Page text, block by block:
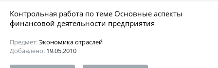
Контрольная работа по теме Основные аспекты
финансовой деятельности предприятия
Предмет:Экономика отраслей
Добавлено: 19.05.2010